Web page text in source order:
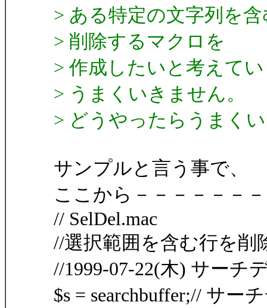
> ある特定の文字列を
> 削除するマクロを
> 作成したいと考えて
> うまくいきません。
> どうやったらうまく
サンプルと言う事で、
ここから－－－－－－－
// SelDel.mac
//選択範囲を含む行を削
//1999-07-22(木) サーチ
$s = searchbuffer;// サー